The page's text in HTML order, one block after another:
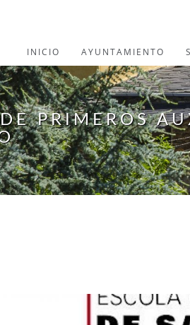
INICIO AYUNTAMIENTO
PRIMEROS